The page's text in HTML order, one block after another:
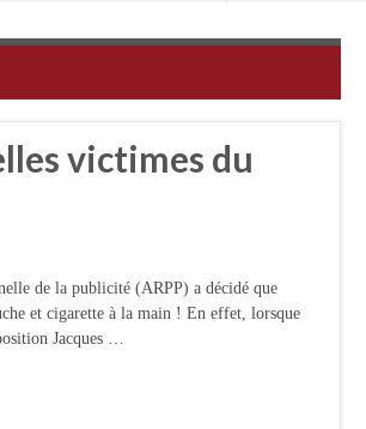
victimes du
de la publicité (ARPP) a décidé que
et cigarette à la main ! En effet, lorsque
Jacques …